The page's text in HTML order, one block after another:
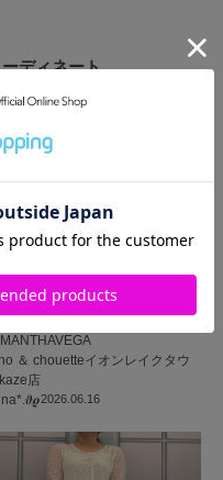
ディネート
2026.06.16
＆ chouetteイオンレイクタウ
店